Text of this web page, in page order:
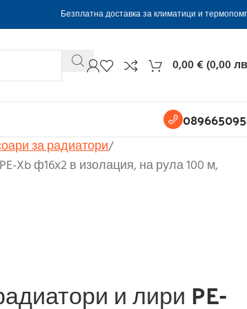
Безплатна доставка за климатици и
0,00€(0,00
за радиатори
Xb ф16х2 в изолация, на рула 100 м,
и лири PE-